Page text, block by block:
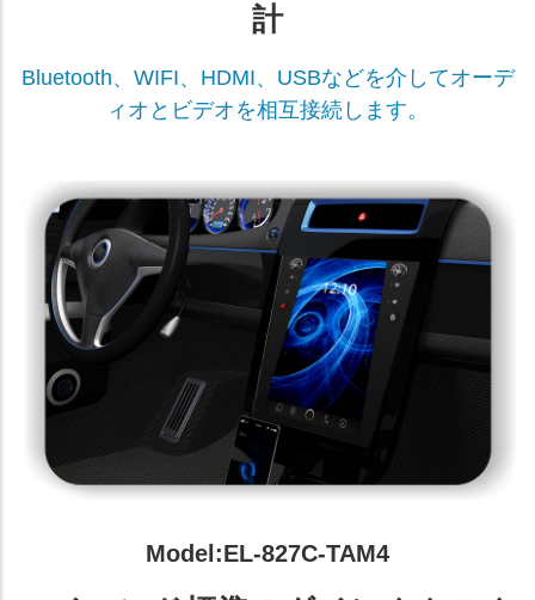
計
Bluetooth、WIFI、HDMI、USBなどを介してオーデ
ィオとビデオを相互接続します。
Model:EL-827C-TAM4